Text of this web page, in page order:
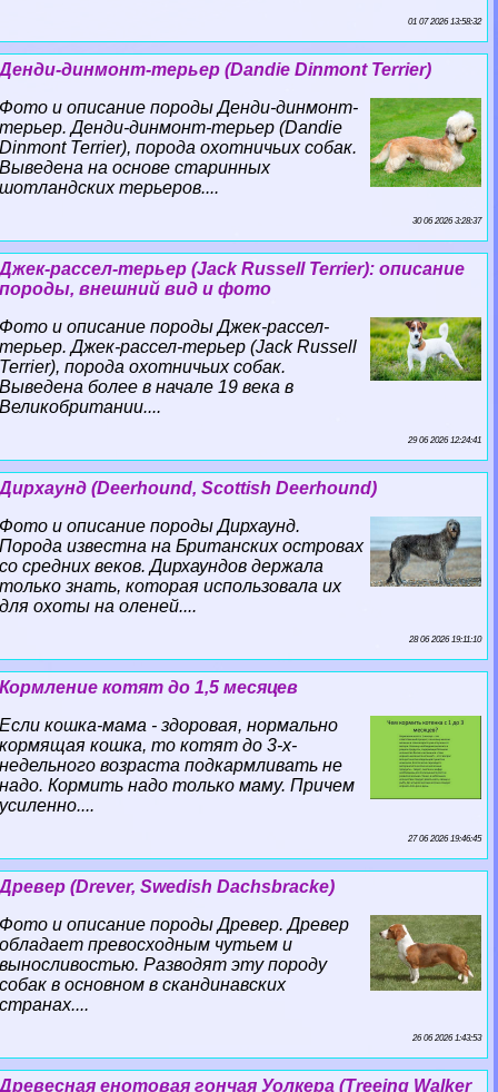
01 07 2026 13:58:32
Денди-динмонт-терьер (Dandie Dinmont Terrier)
Фото и описание породы Денди-динмонт-
терьер. Денди-динмонт-терьер (Dandie
Dinmont Terrier), порода охотничьих собак.
Выведена на основе старинных
шотландских терьеров....
30 06 2026 3:28:37
Джек-рассел-терьер (Jack Russell Terrier): описание
породы, внешний вид и фото
Фото и описание породы Джек-рассел-
терьер. Джек-рассел-терьер (Jack Russell
Terrier), порода охотничьих собак.
Выведена более в начале 19 века в
Великобритании....
29 06 2026 12:24:41
Дирхаунд (Deerhound, Scottish Deerhound)
Фото и описание породы Дирхаунд.
Порода известна на Британских островах
со средних веков. Дирхаундов держала
только знать, которая использовала их
для охоты на оленей....
28 06 2026 19:11:10
Кормление котят до 1,5 месяцев
Если кошка-мама - здоровая, нормально
кормящая кошка, то котят до 3-х-
недельного возраста подкармливать не
надо. Кормить надо только маму. Причем
усиленно....
27 06 2026 19:46:45
Древер (Drever, Swedish Dachsbracke)
Фото и описание породы Древер. Древер
обладает превосходным чутьем и
выносливостью. Разводят эту породу
собак в основном в скандинавских
странах....
26 06 2026 1:43:53
Древесная енотовая гончая Уолкера (Treeing Walker